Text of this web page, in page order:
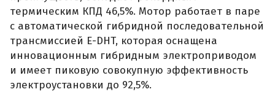
термическим КПД 46,5%. Мотор работает в паре
с автоматической гибридной последовательной
трансмиссией E-DHT, которая оснащена
инновационным гибридным электроприводом
и имеет пиковую совокупную эффективность
электроустановки до 92,5%.